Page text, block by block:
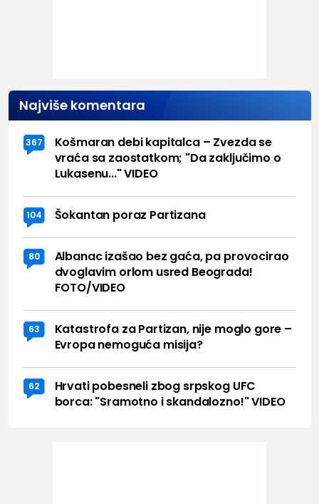
Najviše komentara
367
Košmaran debi kapitalca – Zvezda se
vraća sa zaostatkom; "Da zaključimo o
Lukasenu..." VIDEO
104 Šokantan poraz Partizana
80
Albanac izašao bez gaća, pa provocirao
dvoglavim orlom usred Beograda!
FOTO/VIDEO
63
Katastrofa za Partizan, nije moglo gore –
Evropa nemoguća misija?
62
Hrvati pobesneli zbog srpskog UFC
borca: "Sramotno i skandalozno!" VIDEO